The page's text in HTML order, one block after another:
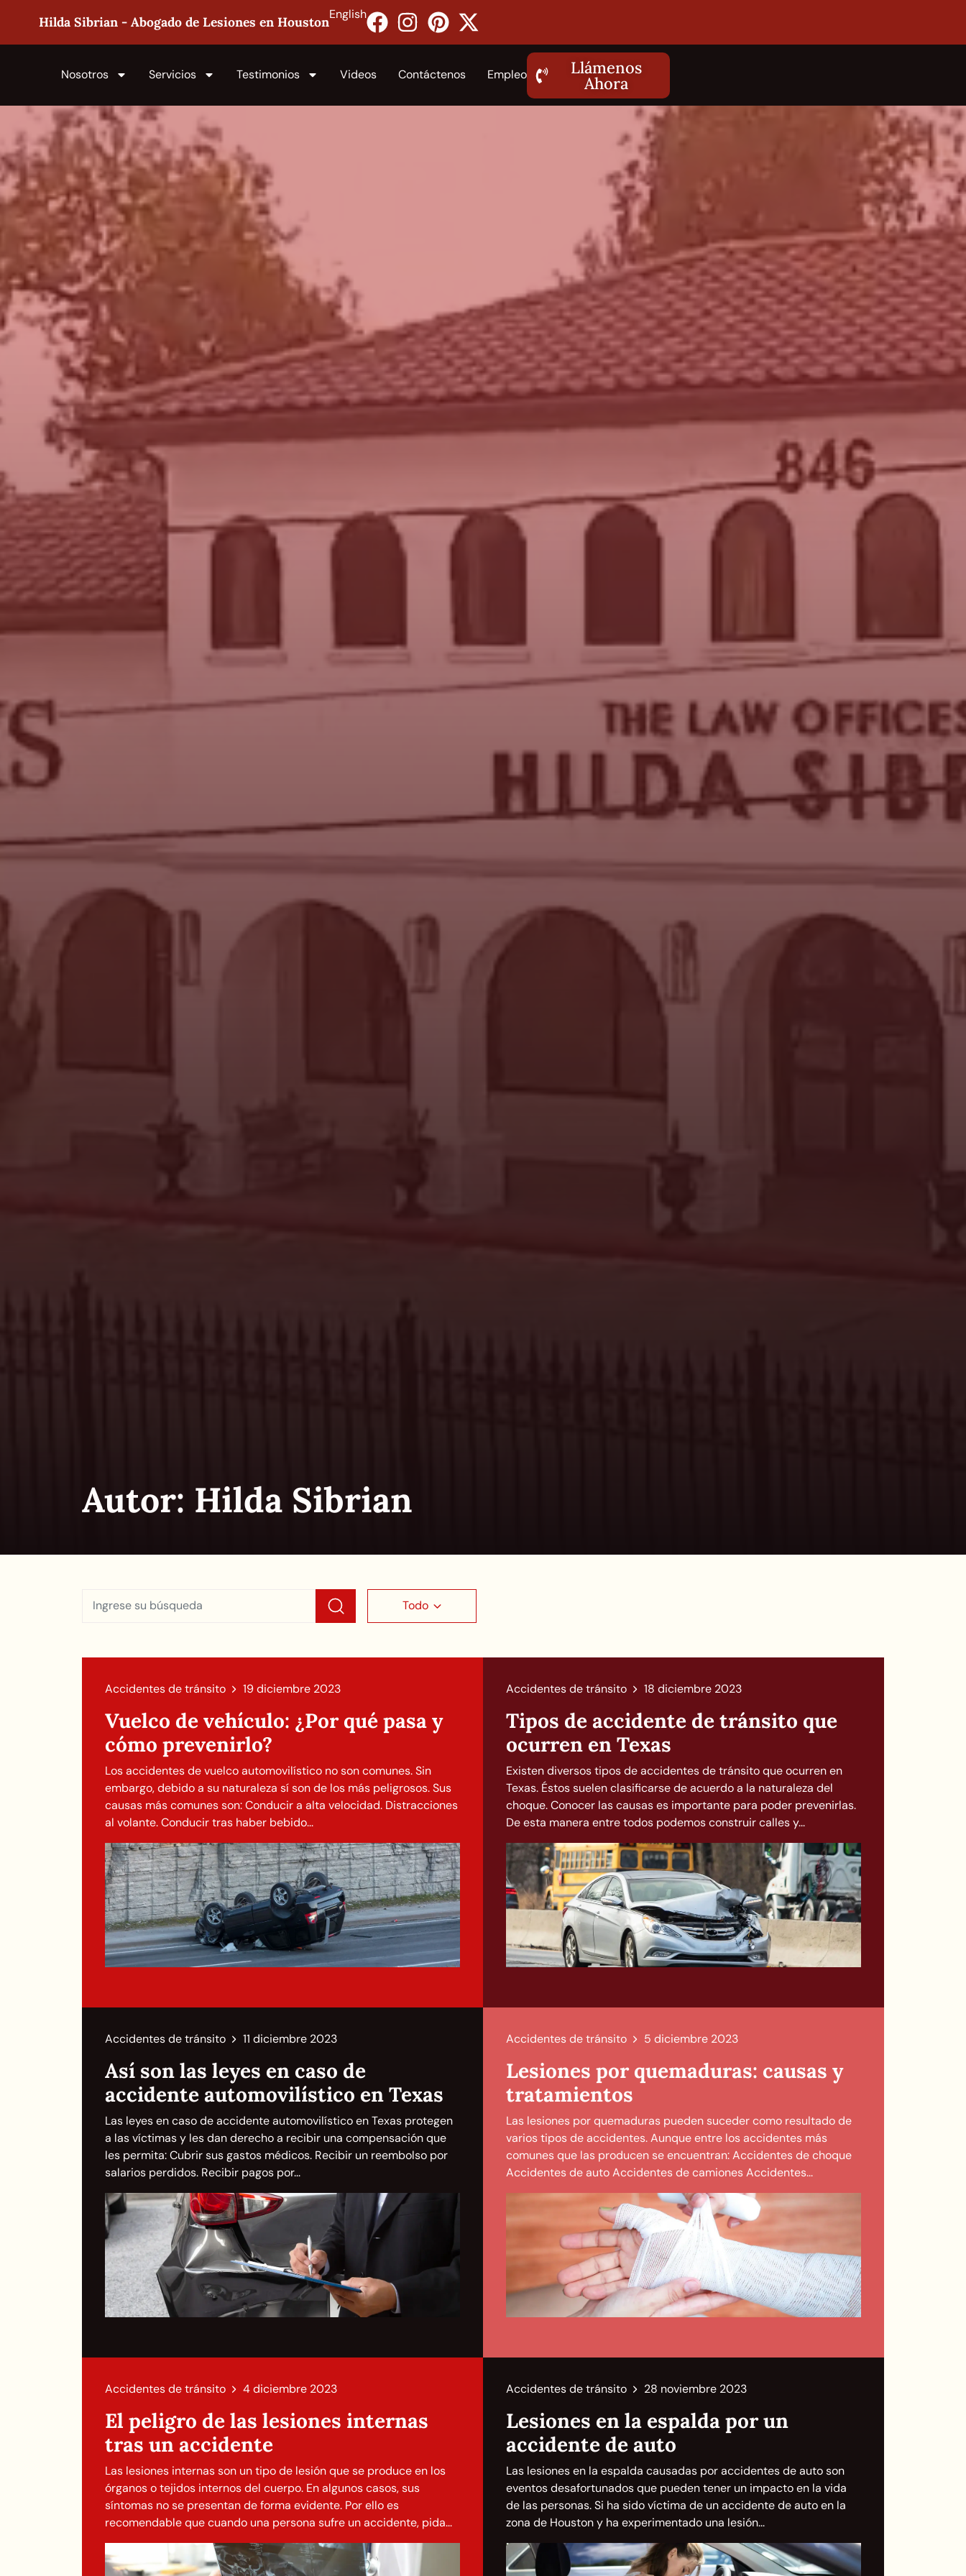
Hilda Sibrian - Abogado de Lesiones en HoustonEnglish
Nosotros Servicios Testimonios Videos Contáctenos Empleo Llámenos
Ahora
Autor: Hilda Sibrian
Todo
Accidentes de tránsito 19 diciembre 2023
Vuelco de vehículo: ¿Por qué pasa y
cómo prevenirlo?
Los accidentes de vuelco automovilístico no son comunes. Sin
embargo, debido a su naturaleza sí son de los más peligrosos. Sus
causas más comunes son: Conducir a alta velocidad. Distracciones
al volante. Conducir tras haber bebido...
Accidentes de tránsito 18 diciembre 2023
Tipos de accidente de tránsito que
ocurren en Texas
Existen diversos tipos de accidentes de tránsito que ocurren en
Texas. Éstos suelen clasificarse de acuerdo a la naturaleza del
choque. Conocer las causas es importante para poder prevenirlas.
De esta manera entre todos podemos construir calles y...
Accidentes de tránsito 11 diciembre 2023
Así son las leyes en caso de
accidente automovilístico en Texas
Las leyes en caso de accidente automovilístico en Texas protegen
a las víctimas y les dan derecho a recibir una compensación que
les permita: Cubrir sus gastos médicos. Recibir un reembolso por
salarios perdidos. Recibir pagos por...
Accidentes de tránsito 5 diciembre 2023
Lesiones por quemaduras: causas y
tratamientos
Las lesiones por quemaduras pueden suceder como resultado de
varios tipos de accidentes. Aunque entre los accidentes más
comunes que las producen se encuentran: Accidentes de choque
Accidentes de auto Accidentes de camiones Accidentes...
Accidentes de tránsito 4 diciembre 2023
El peligro de las lesiones internas
tras un accidente
Las lesiones internas son un tipo de lesión que se produce en los
órganos o tejidos internos del cuerpo. En algunos casos, sus
síntomas no se presentan de forma evidente. Por ello es
recomendable que cuando una persona sufre un accidente, pida...
Accidentes de tránsito 28 noviembre 2023
Lesiones en la espalda por un
accidente de auto
Las lesiones en la espalda causadas por accidentes de auto son
eventos desafortunados que pueden tener un impacto en la vida
de las personas. Si ha sido víctima de un accidente de auto en la
zona de Houston y ha experimentado una lesión...